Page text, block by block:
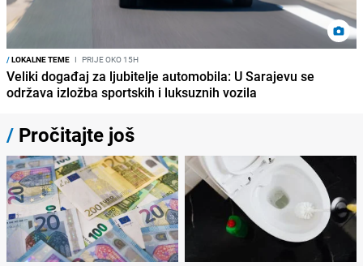
/LOKALNE TEME I PRIJE OKO 15H
Veliki događaj za ljubitelje automobila: U Sarajevu se
održava izložba sportskih i luksuznih vozila
/ Pročitajte još